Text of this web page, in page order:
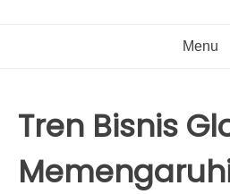
Menu
Tren Bisnis